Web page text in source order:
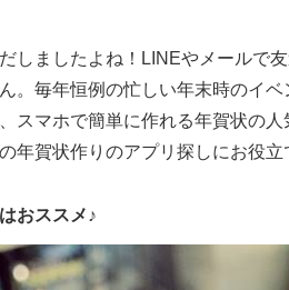
しましたよね！LINEやメールで
。毎年恒例の忙しい年末時のイ
スマホで簡単に作れる年賀状の
年賀状作りのアプリ探しにお役
おススメ♪